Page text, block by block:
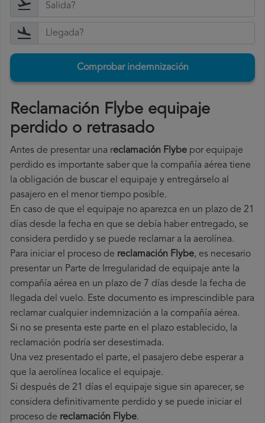
Comprobar indemnización
Reclamación Flybe equipaje
perdido o retrasado
Antes de presentar una reclamación Flybe por equipaje
perdido es importante saber que la compañía aérea tiene
la obligación de buscar el equipaje y entregárselo al
pasajero en el menor tiempo posible.
En caso de que el equipaje no aparezca en un plazo de 21
días desde la fecha en que se debía haber entregado, se
considera perdido y se puede reclamar a la aerolínea.
Para iniciar el proceso de reclamación Flybe, es necesario
presentar un Parte de Irregularidad de equipaje ante la
compañía aérea en un plazo de 7 días desde la fecha de
llegada del vuelo. Este documento es imprescindible para
reclamar cualquier indemnización a la compañía aérea.
Si no se presenta este parte en el plazo establecido, la
reclamación podría ser desestimada.
Una vez presentado el parte, el pasajero debe esperar a
que la aerolínea localice el equipaje.
Si después de 21 días el equipaje sigue sin aparecer, se
considera definitivamente perdido y se puede iniciar el
proceso de reclamación Flybe.